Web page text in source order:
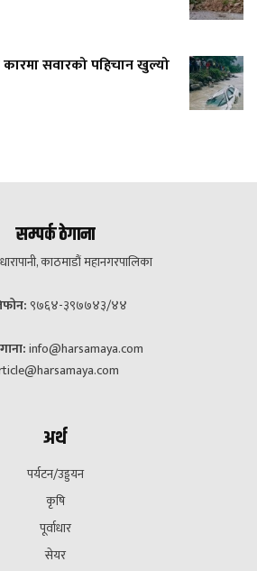
सवारको पहिचान खुल्यो
सम्पर्क ठेगाना
काठमाडौं महानगरपालिका
९७६४-३९७७४३/४४
info@harsamaya.com
अर्थ
पर्यटन/उड्डयन
कृषि
पूर्वाधार
सेयर